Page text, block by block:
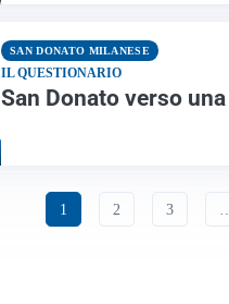
SAN DONATO MILANESE
IL QUESTIONARIO
San Donato verso
1 2 3